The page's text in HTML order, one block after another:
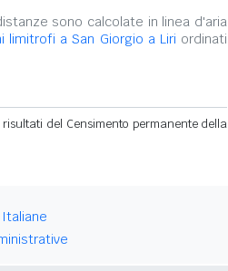
sono calcolate in linea d'aria
limitrofi a San Giorgio a Liri ordinati
del Censimento permanente della